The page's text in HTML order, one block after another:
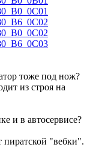
тоже под нож?
из строя на
и в автосервисе?
пиратской "вебки".